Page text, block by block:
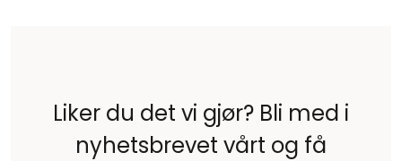
Liker du det vi gjør? Bli med i
nyhetsbrevet vårt og få